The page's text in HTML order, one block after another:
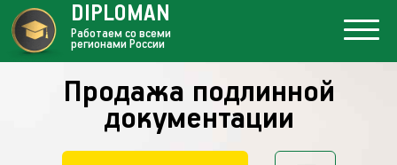
Продажа подлинной
документации
DIPLOMAN
Работаем со всеми
регионами России